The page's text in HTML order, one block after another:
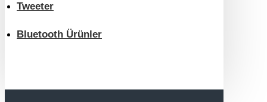
Tweeter
Bluetooth Ürünler